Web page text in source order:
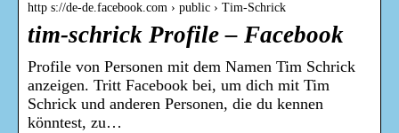
http s://de-de.facebook.com › public › Tim-Schrick
tim-schrick Profile – Facebook
Profile von Personen mit dem Namen Tim Schrick
anzeigen. Tritt Facebook bei, um dich mit Tim
Schrick und anderen Personen, die du kennen
könntest, zu…